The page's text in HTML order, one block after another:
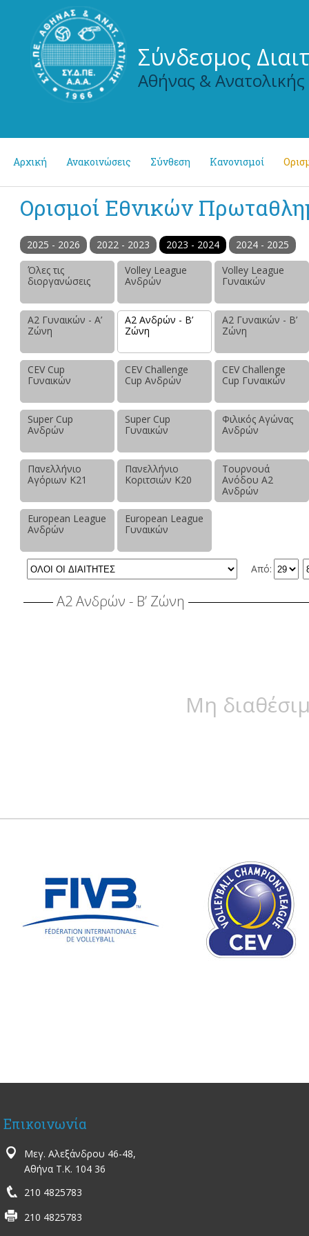
Σύνδεσμος
Αθήνας & Ανατολικής
Αρχική Ανακοινώσεις Σύνθεση Κανονισμοί
Ορισμοί Εθνικών
2025 - 2026 2022 - 2023 2023 - 2024
2024 - 2025
Όλες τις
διοργανώσεις
Volley League
Ανδρών
Volley League
Γυναικών
Α2 Γυναικών - Α’
Ζώνη
Α2 Ανδρών - Β’
Ζώνη
Α2 Γυναικών - Β’
Ζώνη
CEV Cup
Γυναικών
CEV Challenge
Cup Ανδρών
CEV Challenge
Cup Γυναικών
Super Cup
Ανδρών
Super Cup
Γυναικών
Φιλικός Αγώνας
Ανδρών
Πανελλήνιο
Αγόριων Κ21
Πανελλήνιο
Κοριτσιών Κ20
Τουρνουά
Ανόδου Α2
Ανδρών
European League
Ανδρών
European League
Γυναικών
Από:
Α2 Ανδρών - Β’ Ζώνη
Μη
Επικοινωνία
Μεγ. Αλεξάνδρου 46-48,
Αθήνα Τ.Κ. 104 36
210 4825783
210 4825783